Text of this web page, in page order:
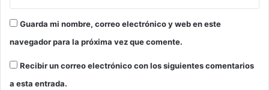
Guarda mi nombre, correo electrónico y web en este
navegador para la próxima vez que comente.
Recibir un correo electrónico con los siguientes comentarios
a esta entrada.